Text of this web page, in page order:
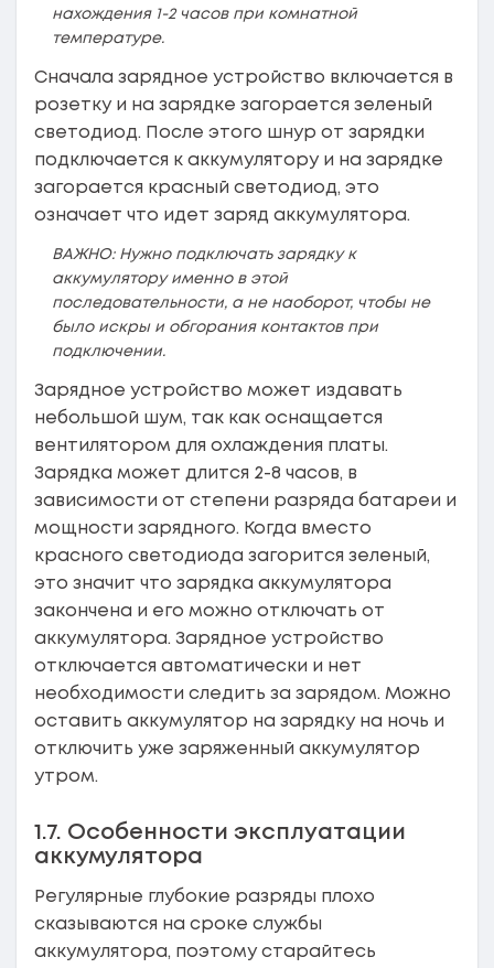
нахождения 1-2 часов при комнатной
температуре.
Сначала зарядное устройство включается в
розетку и на зарядке загорается зеленый
светодиод. После этого шнур от зарядки
подключается к аккумулятору и на зарядке
загорается красный светодиод, это
означает что идет заряд аккумулятора.
ВАЖНО: Нужно подключать зарядку к
аккумулятору именно в этой
последовательности, а не наоборот, чтобы не
было искры и обгорания контактов при
подключении.
Зарядное устройство может издавать
небольшой шум, так как оснащается
вентилятором для охлаждения платы.
Зарядка может длится 2-8 часов, в
зависимости от степени разряда батареи и
мощности зарядного. Когда вместо
красного светодиода загорится зеленый,
это значит что зарядка аккумулятора
закончена и его можно отключать от
аккумулятора. Зарядное устройство
отключается автоматически и нет
необходимости следить за зарядом. Можно
оставить аккумулятор на зарядку на ночь и
отключить уже заряженный аккумулятор
утром.
1.7. Особенности эксплуатации
аккумулятора
Регулярные глубокие разряды плохо
сказываются на сроке службы
аккумулятора, поэтому старайтесь